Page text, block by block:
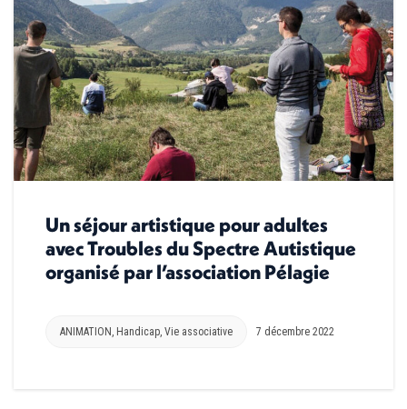
Un séjour artistique pour adultes
avec Troubles du Spectre Autistique
organisé par l’association Pélagie
ANIMATION, Handicap, Vie associative 7 décembre 2022